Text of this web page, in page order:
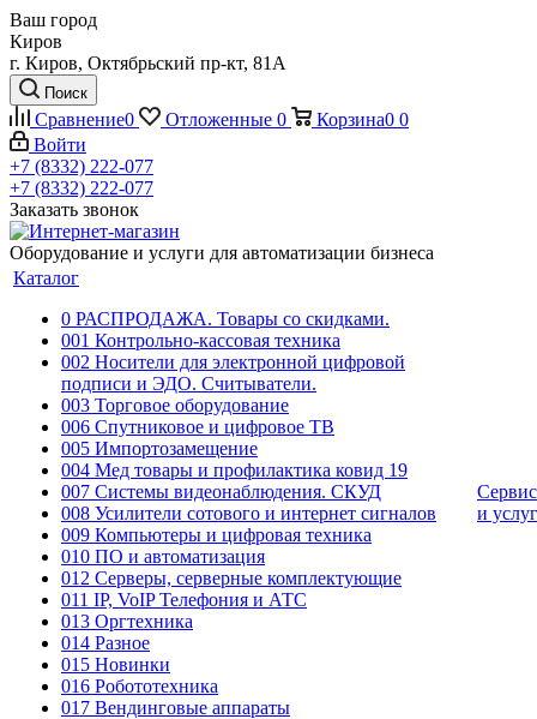
Ваш город
Киров
г. Киров, Октябрьский пр-кт, 81А
Поиск
Сравнение0 Отложенные 0 Корзина0 0
Войти
+7 (8332) 222-077
+7 (8332) 222-077
Заказать звонок
Оборудование и услуги для автоматизации бизнеса
Каталог
0 РАСПРОДАЖА. Товары со скидками.
001 Контрольно-кассовая техника
002 Носители для электронной цифровой
подписи и ЭДО. Считыватели.
003 Торговое оборудование
006 Спутниковое и цифровое ТВ
005 Импортозамещение
004 Мед товары и профилактика ковид 19
007 Системы видеонаблюдения. СКУД
008 Усилители сотового и интернет сигналов
009 Компьютеры и цифровая техника
010 ПО и автоматизация
012 Серверы, серверные комплектующие
011 IP, VoIP Телефония и АТС
013 Оргтехника
014 Разное
015 Новинки
016 Робототехника
017 Вендинговые аппараты
и